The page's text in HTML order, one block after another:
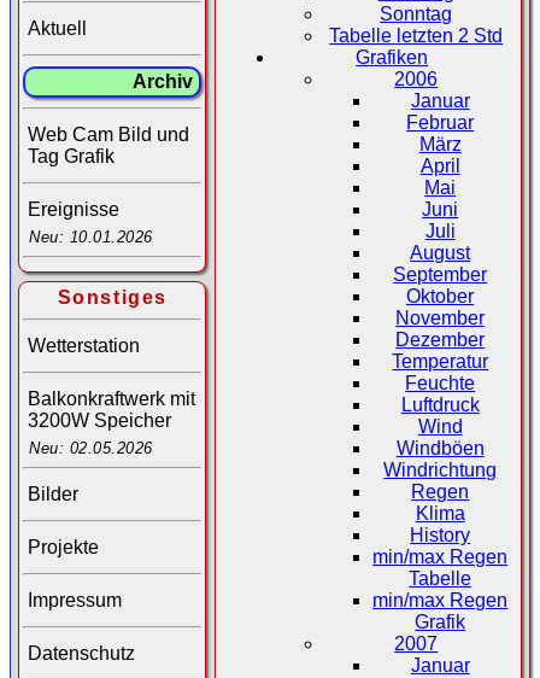
Aktuell
Archiv
Web Cam Bild und
Tag Grafik
Ereignisse
Neu: 10.01.2026
Sonstiges
Wetterstation
Balkonkraftwerk mit
3200W Speicher
Neu: 02.05.2026
Bilder
Projekte
Impressum
Datenschutz
Sonntag
Tabelle letzten 2 Std
Grafiken
2006
Januar
Februar
März
April
Mai
Juni
Juli
August
September
Oktober
November
Dezember
Temperatur
Feuchte
Luftdruck
Wind
Windböen
Windrichtung
Regen
Klima
History
min/max Regen
Tabelle
min/max Regen
Grafik
2007
Januar